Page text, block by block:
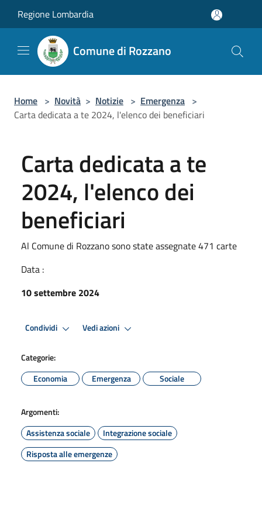
Regione Lombardia
Comune di Rozzano
Home > Novità > Notizie > Emergenza >
Carta dedicata a te 2024, l'elenco dei beneficiari
Carta dedicata a te
2024, l'elenco dei
beneficiari
Al Comune di Rozzano sono state assegnate 471 carte
Data :
10 settembre 2024
Condividi Vedi azioni
Categorie:
Economia
Emergenza Sociale
Argomenti:
Assistenza sociale
Integrazione sociale
Risposta alle emergenze